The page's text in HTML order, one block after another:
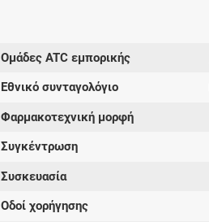
Ομάδες ATC εμπορικής
Εθνικό συνταγολόγιο
Φαρμακοτεχνική μορφή
Συγκέντρωση
Συσκευασία
Οδοί χορήγησης